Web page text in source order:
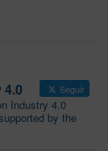
Seguir
Industry 4.0
by the